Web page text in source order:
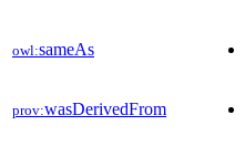
owl:sameAs
prov:wasDerivedFrom